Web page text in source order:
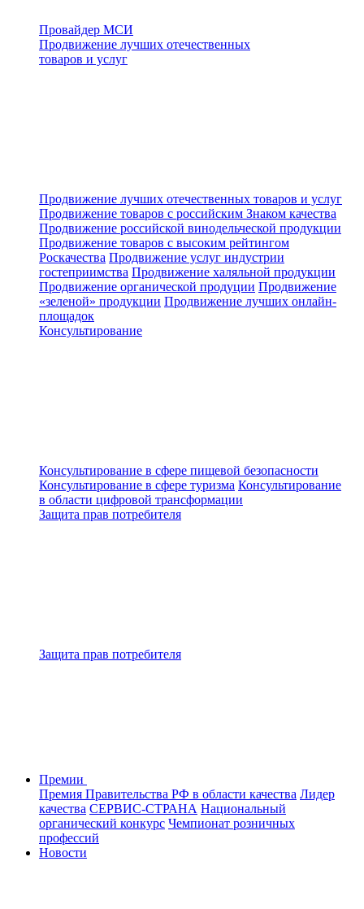
Провайдер МСИ
Продвижение лучших отечественных
товаров и услуг
Продвижение лучших отечественных товаров и услуг
Продвижение товаров с российским Знаком качества
Продвижение российской винодельческой продукции
Продвижение товаров с высоким рейтингом
Роскачества Продвижение услуг индустрии
гостеприимства Продвижение халяльной продукции
Продвижение органической продуции Продвижение
«зеленой» продукции Продвижение лучших онлайн-
площадок
Консультирование
Консультирование в сфере пищевой безопасности
Консультирование в сфере туризма Консультирование
в области цифровой трансформации
Защита прав потребителя
Защита прав потребителя
Премии
Премия Правительства РФ в области качества Лидер
качества СЕРВИС-СТРАНА Национальный
органический конкурс Чемпионат розничных
профессий
Новости